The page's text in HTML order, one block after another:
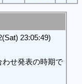
23:05:49)
わせ発表の時期で